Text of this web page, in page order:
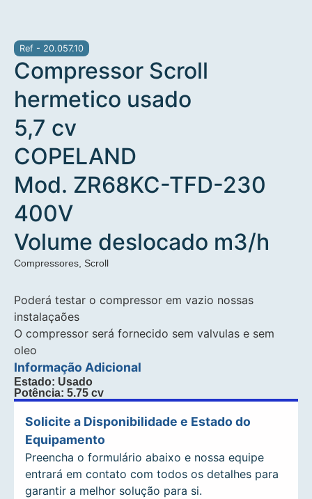
Ref - 20.057.10
Compressor Scroll
hermetico usado
5,7 cv
COPELAND
Mod. ZR68KC-TFD-230
400V
Volume deslocado m3/h
Compressores, Scroll
Poderá testar o compressor em vazio nossas
instalaçaões
O compressor será fornecido sem valvulas e sem
oleo
Informação Adicional
Estado: Usado
Potência: 5.75 cv
Solicite a Disponibilidade e Estado do
Equipamento
Preencha o formulário abaixo e nossa equipe
entrará em contato com todos os detalhes para
garantir a melhor solução para si.